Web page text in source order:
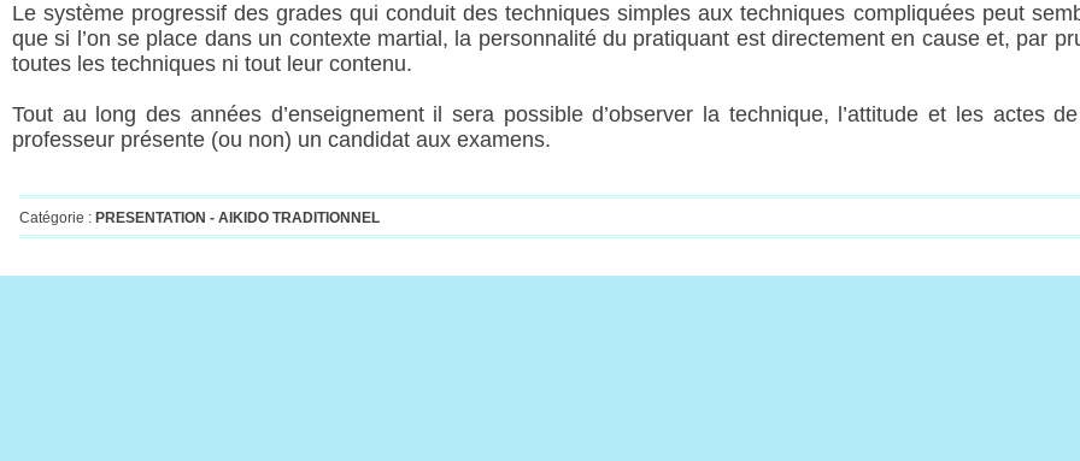
Le système progressif des grades qui conduit des techniques simples aux techniques compliquées peut
que si l’on se place dans un contexte martial, la personnalité du pratiquant est directement en cause et, par
toutes les techniques ni tout leur contenu.
Tout au long des années d’enseignement il sera possible d’observer la technique, l’attitude et les actes
professeur présente (ou non) un candidat aux examens.
Catégorie : PRESENTATION - AIKIDO TRADITIONNEL